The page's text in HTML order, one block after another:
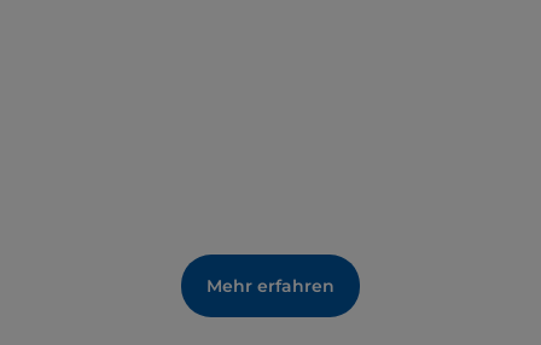
Mehr erfahren